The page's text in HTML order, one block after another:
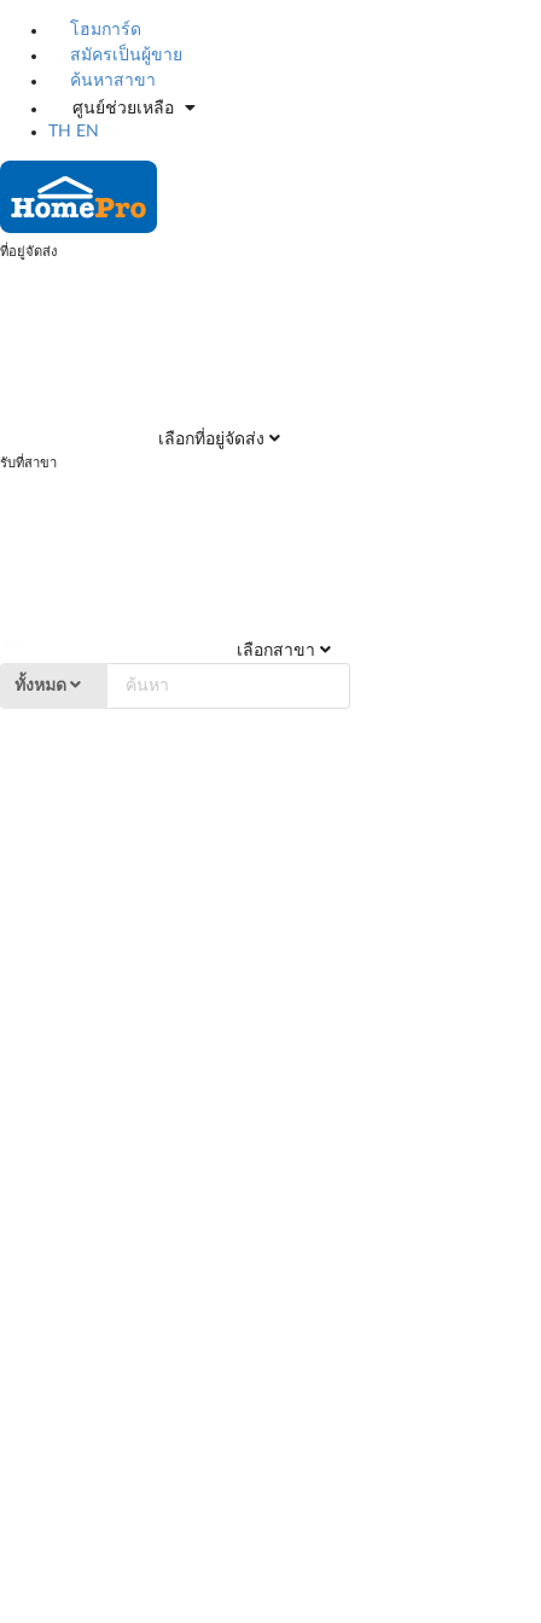
โฮมการ์ด
สมัครเป็นผู้ขาย
ค้นหาสาขา
ศูนย์ช่วยเหลือ
TH
EN
ที่อยู่จัดส่ง
เลือกที่อยู่จัดส่ง
รับที่สาขา
เลือกสาขา
ทั้งหมด